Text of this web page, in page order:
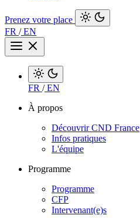
Prenez votre place
FR /EN
FR /EN
À propos
Découvrir CND France
Infos pratiques
L'équipe
Programme
Programme
CFP
Intervenant(e)s